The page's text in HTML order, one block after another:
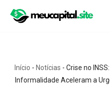
conteúdo
Início - Notícias - Crise no
Informalidade Aceleram a